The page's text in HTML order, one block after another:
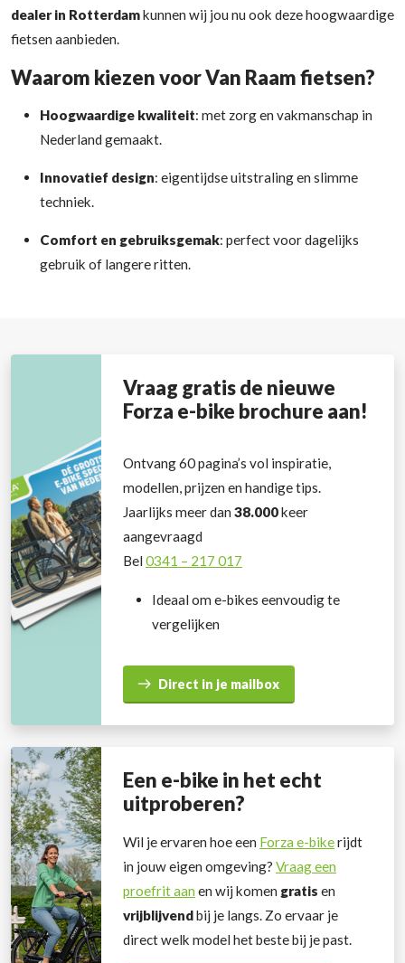
dealer in Rotterdamkunnen wij jou nu ook deze hoogwaardige
fietsen aanbieden.
Waarom kiezen voor Van Raam fietsen?
Hoogwaardige kwaliteit: met zorg en vakmanschap in
Nederland gemaakt.
Innovatief design: eigentijdse uitstraling en slimme
techniek.
Comfort en gebruiksgemak: perfect voor dagelijks
gebruik of langere ritten.
Vraag gratis de nieuwe
Forza e-bike brochure aan!
Ontvang 60 pagina’s vol inspiratie,
modellen, prijzen en handige tips.
Jaarlijks meer dan 38.000keer
aangevraagd
Bel0341 – 217 017
Ideaal om e-bikes eenvoudig te
vergelijken
Direct in je mailbox
Een e-bike in het echt
uitproberen?
Wil je ervaren hoe een Forza e-bikerijdt
in jouw eigen omgeving? Vraag een
proefrit aan en wij komen gratis en
vrijblijvendbij je langs. Zo ervaar je
direct welk model het beste bij je past.